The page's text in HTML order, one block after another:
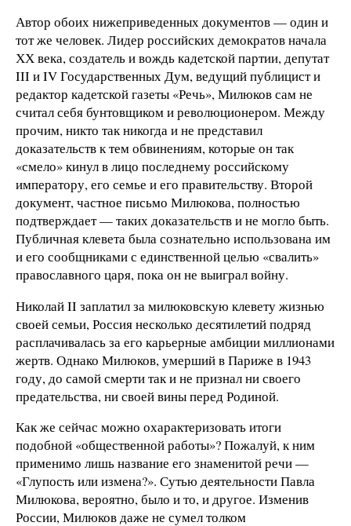
Автор обоих нижеприведенных документов — один и
тот же человек. Лидер российских демократов начала
ХХ века, создатель и вождь кадетской партии, депутат
III и IV Государственных Дум, ведущий публицист и
редактор кадетской газеты «Речь», Милюков сам не
считал себя бунтовщиком и революционером. Между
прочим, никто так никогда и не представил
доказательств к тем обвинениям, которые он так
«смело» кинул в лицо последнему российскому
императору, его семье и его правительству. Второй
документ, частное письмо Милюкова, полностью
подтверждает — таких доказательств и не могло быть.
Публичная клевета была сознательно использована им
и его сообщниками с единственной целью «свалить»
православного царя, пока он не выиграл войну.
Николай II заплатил за милюковскую клевету жизнью
своей семьи, Россия несколько десятилетий подряд
расплачивалась за его карьерные амбиции миллионами
жертв. Однако Милюков, умерший в Париже в 1943
году, до самой смерти так и не признал ни своего
предательства, ни своей вины перед Родиной.
Как же сейчас можно охарактеризовать итоги
подобной «общественной работы»? Пожалуй, к ним
применимо лишь название его знаменитой речи —
«Глупость или измена?». Сутью деятельности Павла
Милюкова, вероятно, было и то, и другое. Изменив
России, Милюков даже не сумел толком